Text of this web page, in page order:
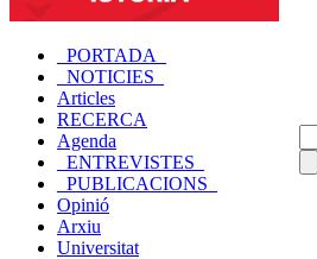
_PORTADA_
_NOTICIES_
Articles
RECERCA
Agenda
_ENTREVISTES_
_PUBLICACIONS_
Opinió
Arxiu
Universitat